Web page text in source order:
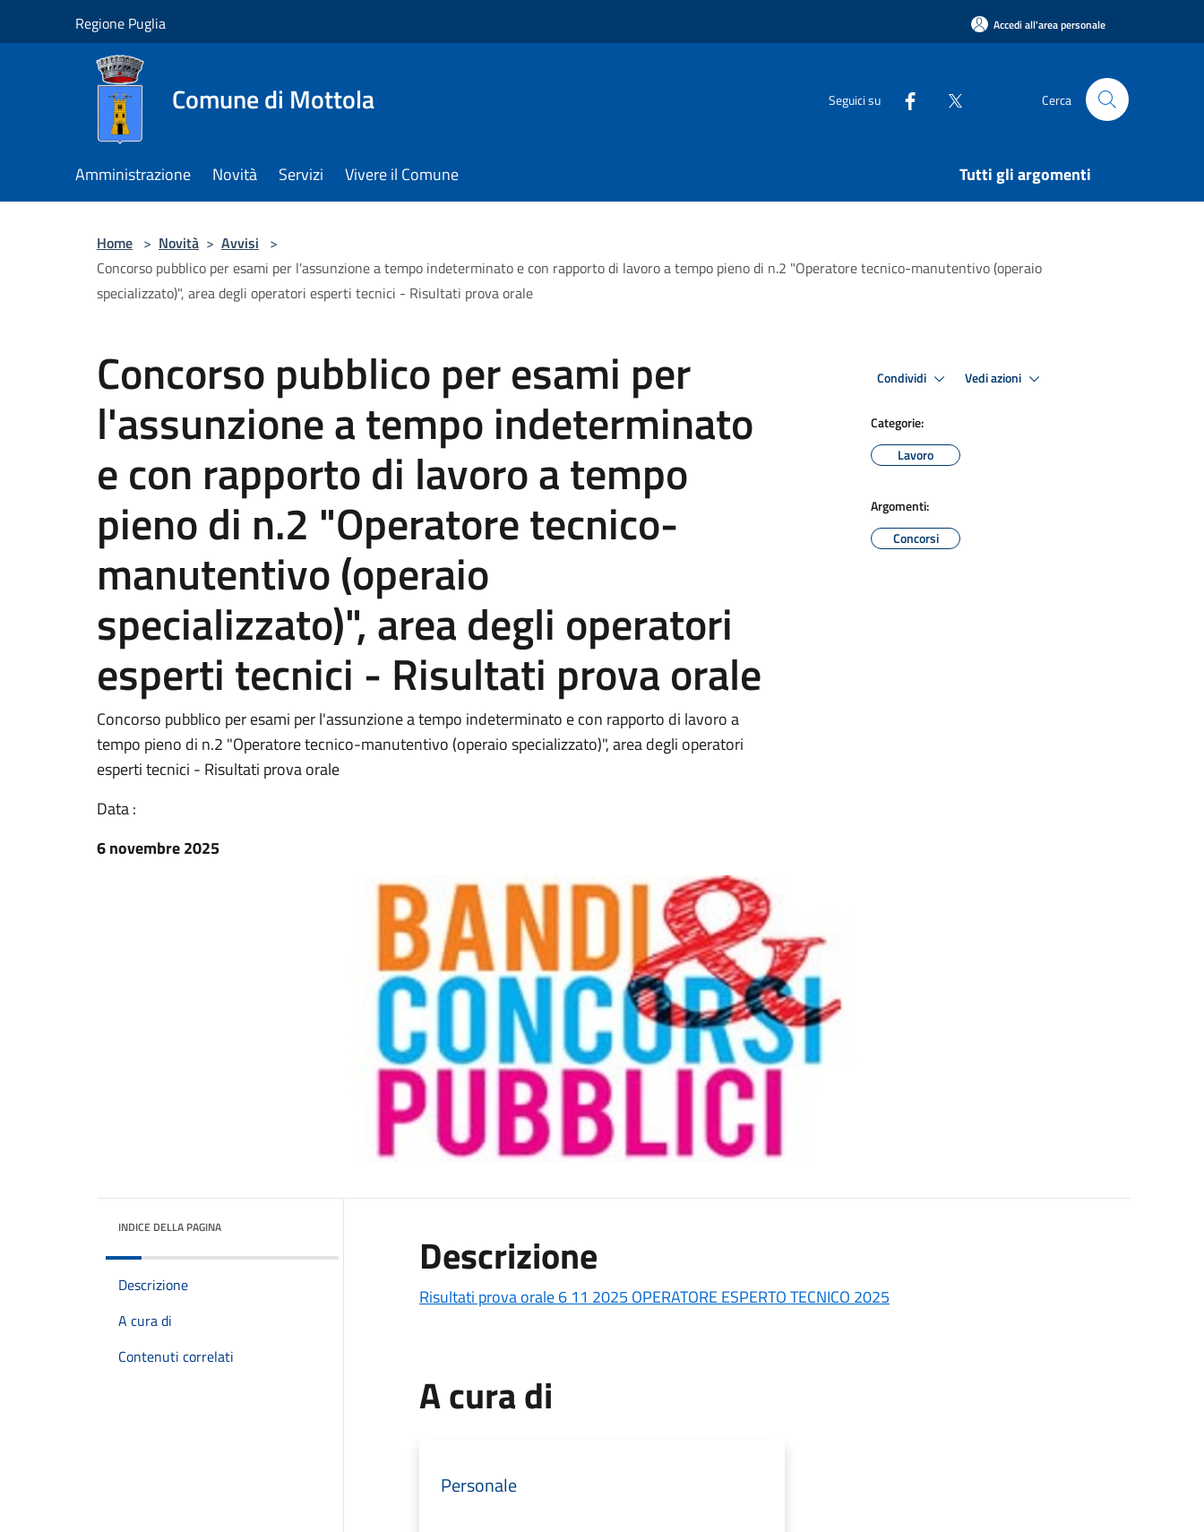
Regione Puglia Accedi all'area personale
Comune di Mottola Seguici su Cerca
Amministrazione Novità Servizi Vivere il Comune Tutti gli argomenti
Home > Novità > Avvisi >
Concorso pubblico per esami per l'assunzione a tempo indeterminato e con rapporto di lavoro a tempo pieno di n.2 "Operatore tecnico-manutentivo (operaio
specializzato)", area degli operatori esperti tecnici - Risultati prova orale
Concorso pubblico per esami per
l'assunzione a tempo indeterminato
e con rapporto di lavoro a tempo
pieno di n.2 "Operatore tecnico-
manutentivo (operaio
specializzato)", area degli operatori
esperti tecnici - Risultati prova orale
Concorso pubblico per esami per l'assunzione a tempo indeterminato e con rapporto di lavoro a
tempo pieno di n.2 "Operatore tecnico-manutentivo (operaio specializzato)", area degli operatori
esperti tecnici - Risultati prova orale
Data :
6 novembre 2025
Condividi Vedi azioni
Categorie:
Lavoro
Argomenti:
Concorsi
INDICE DELLA PAGINA
Descrizione
A cura di
Contenuti correlati
Descrizione
Risultati prova orale 6 11 2025 OPERATORE ESPERTO TECNICO 2025
A cura di
Personale